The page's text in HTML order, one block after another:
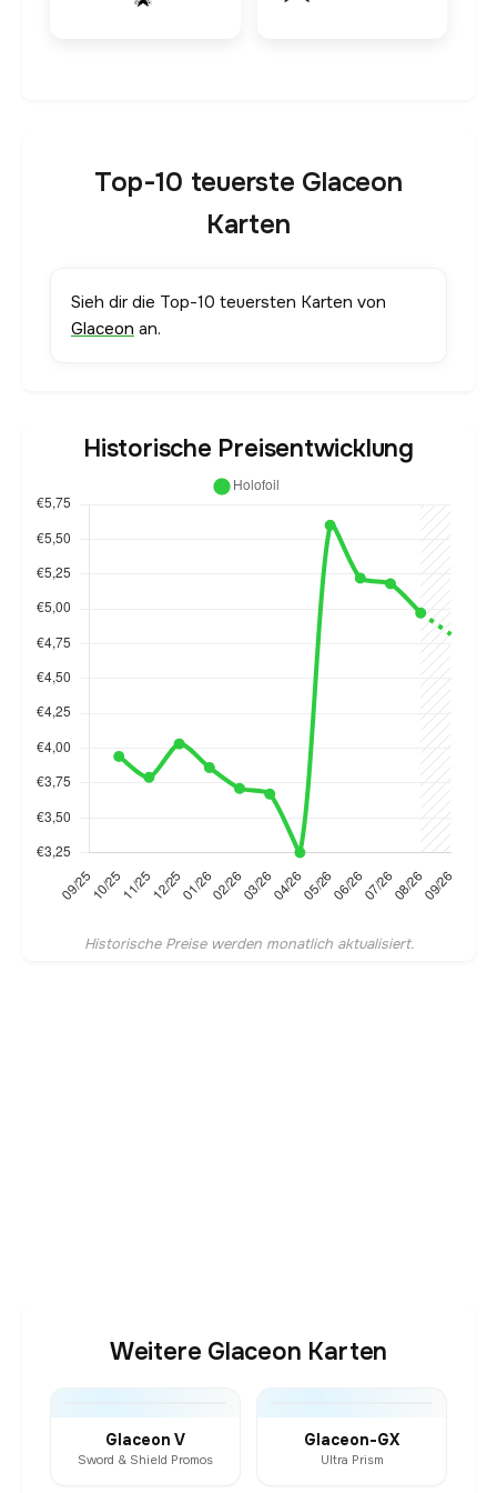
Top-10 teuerste Glaceon
Karten
Sieh dir die Top-10 teuersten Karten von
Glaceon an.
Historische Preisentwicklung
Historische Preise werden monatlich aktualisiert.
Weitere Glaceon Karten
Glaceon V
Sword & Shield Promos
Glaceon-GX
Ultra Prism